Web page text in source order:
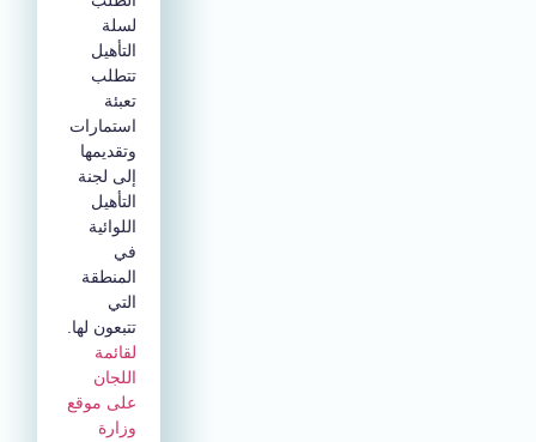
لسلة
التأهيل
تتطلب
تعبئة
استمارات
وتقديمها
إلى لجنة
التأهيل
اللوائية
المنطقة
التي
تتبعون لها.
لقائمة
اللجان
على موقع
وزارة